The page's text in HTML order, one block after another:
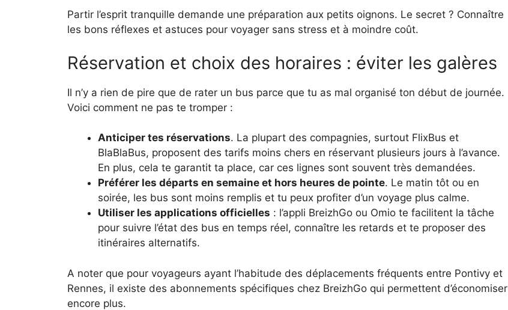
Partir l’esprit tranquille demande une préparation aux petits oignons. Le secret ? Connaître
les bons réflexes et astuces pour voyager sans stress et à moindre coût.
Réservation et choix des horaires : éviter les galères
Il n’y a rien de pire que de rater un bus parce que tu as mal organisé ton début de journée.
Voici comment ne pas te tromper :
Anticiper tes réservations. La plupart des compagnies, surtout FlixBus et
BlaBlaBus, proposent des tarifs moins chers en réservant plusieurs jours à l’avance.
En plus, cela te garantit ta place, car ces lignes sont souvent très demandées.
Préférer les départs en semaine et hors heures de pointe. Le matin tôt ou en
soirée, les bus sont moins remplis et tu peux profiter d’un voyage plus calme.
Utiliser les applications officielles : l’appli BreizhGo ou Omio te facilitent la tâche
pour suivre l’état des bus en temps réel, connaître les retards et te proposer des
itinéraires alternatifs.
A noter que pour voyageurs ayant l’habitude des déplacements fréquents entre Pontivy et
Rennes, il existe des abonnements spécifiques chez BreizhGo qui permettent d’économiser
encore plus.